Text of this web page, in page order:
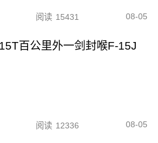
阅读 15431 08-05
百公里外一剑封喉F-15J
阅读 12336 08-05